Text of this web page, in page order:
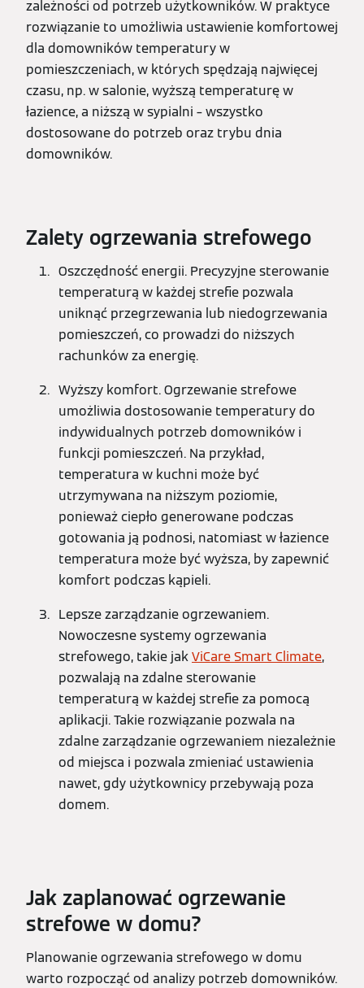
zależności od potrzeb użytkowników. W praktyce
rozwiązanie to umożliwia ustawienie komfortowej
dla domowników temperatury w
pomieszczeniach, w których spędzają najwięcej
czasu, np. w salonie, wyższą temperaturę w
łazience, a niższą w sypialni – wszystko
dostosowane do potrzeb oraz trybu dnia
domowników.
Zalety ogrzewania strefowego
Oszczędność energii. Precyzyjne sterowanie
temperaturą w każdej strefie pozwala
uniknąć przegrzewania lub niedogrzewania
pomieszczeń, co prowadzi do niższych
rachunków za energię.
Wyższy komfort. Ogrzewanie strefowe
umożliwia dostosowanie temperatury do
indywidualnych potrzeb domowników i
funkcji pomieszczeń. Na przykład,
temperatura w kuchni może być
utrzymywana na niższym poziomie,
ponieważ ciepło generowane podczas
gotowania ją podnosi, natomiast w łazience
temperatura może być wyższa, by zapewnić
komfort podczas kąpieli.
Lepsze zarządzanie ogrzewaniem.
Nowoczesne systemy ogrzewania
strefowego, takie jakViCare Smart Climate,
pozwalają na zdalne sterowanie
temperaturą w każdej strefie za pomocą
aplikacji. Takie rozwiązanie pozwala na
zdalne zarządzanie ogrzewaniem niezależnie
od miejsca i pozwala zmieniać ustawienia
nawet, gdy użytkownicy przebywają poza
domem.
Jak zaplanować ogrzewanie
strefowe w domu?
Planowanie ogrzewania strefowego w domu
warto rozpocząć od analizy potrzeb domowników.